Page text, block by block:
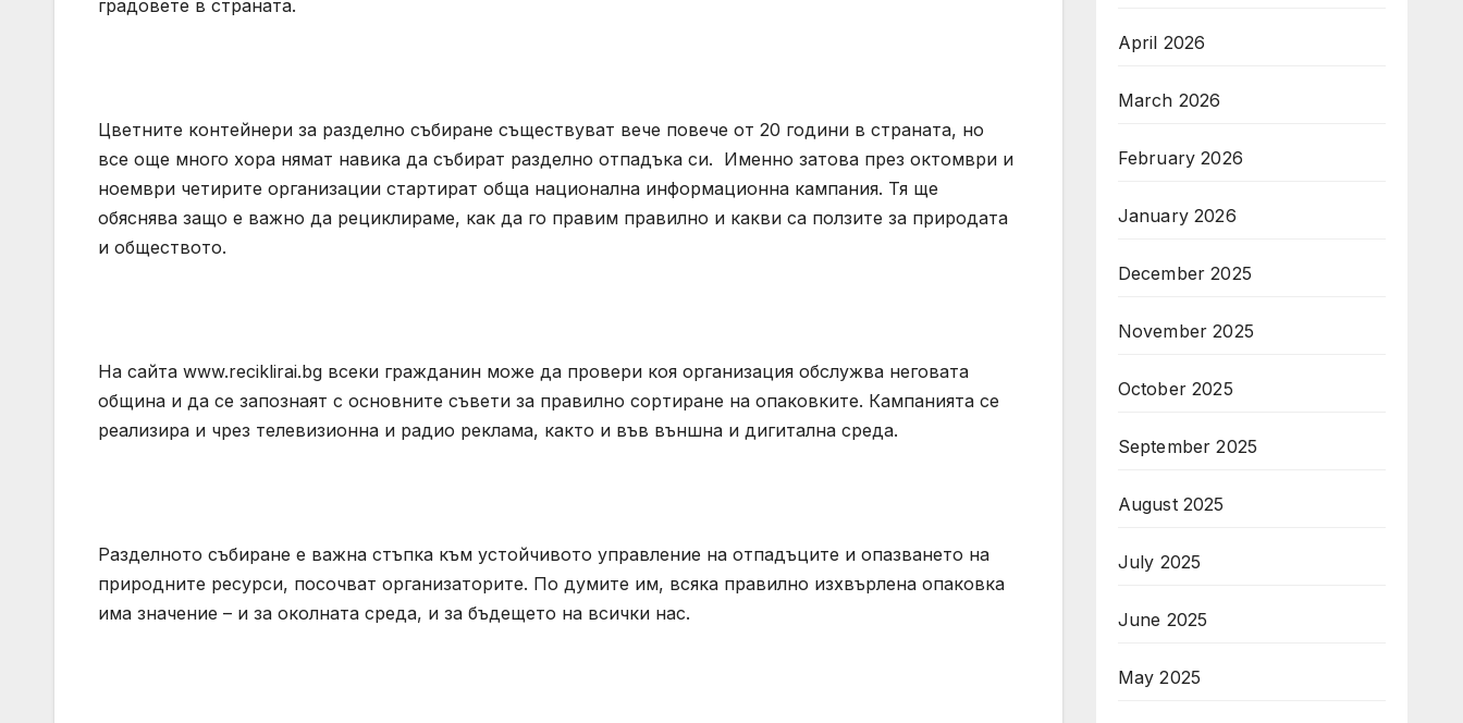
градовете в страната.
Цветните контейнери за разделно събиране съществуват вече повече от 20 години в страната, но
все още много хора нямат навика да събират разделно отпадъка си. Именно затова през октомври и
ноември четирите организации стартират обща национална информационна кампания. Тя ще
обяснява защо е важно да рециклираме, как да го правим правилно и какви са ползите за природата
и обществото.
На сайта www.reciklirai.bg всеки гражданин може да провери коя организация обслужва неговата
община и да се запознаят с основните съвети за правилно сортиране на опаковките. Кампанията се
реализира и чрез телевизионна и радио реклама, както и във външна и дигитална среда.
Разделното събиране е важна стъпка към устойчивото управление на отпадъците и опазването на
природните ресурси, посочват организаторите. По думите им, всяка правилно изхвърлена опаковка
има значение – и за околната среда, и за бъдещето на всички нас.
April 2026
March 2026
February 2026
January 2026
December 2025
November 2025
October 2025
September 2025
August 2025
July 2025
June 2025
May 2025